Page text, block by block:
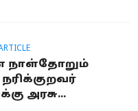
நாள்தோறும்
நரிக்குறவர்
அரசு...